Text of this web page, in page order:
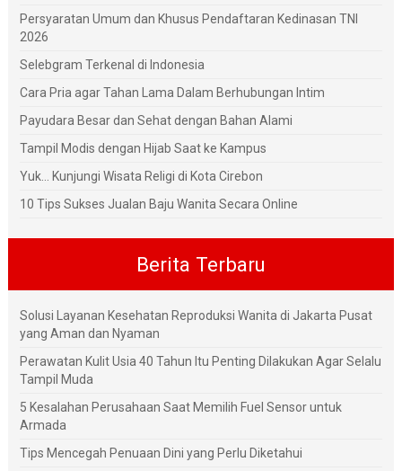
Persyaratan Umum dan Khusus Pendaftaran Kedinasan TNI
2026
Selebgram Terkenal di Indonesia
Cara Pria agar Tahan Lama Dalam Berhubungan Intim
Payudara Besar dan Sehat dengan Bahan Alami
Tampil Modis dengan Hijab Saat ke Kampus
Yuk... Kunjungi Wisata Religi di Kota Cirebon
10 Tips Sukses Jualan Baju Wanita Secara Online
Berita Terbaru
Solusi Layanan Kesehatan Reproduksi Wanita di Jakarta Pusat
yang Aman dan Nyaman
Perawatan Kulit Usia 40 Tahun Itu Penting Dilakukan Agar Selalu
Tampil Muda
5 Kesalahan Perusahaan Saat Memilih Fuel Sensor untuk
Armada
Tips Mencegah Penuaan Dini yang Perlu Diketahui